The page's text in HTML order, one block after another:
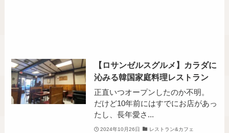
【ロサンゼルスグルメ】カラダに
沁みる韓国家庭料理レストラン
正直いつオープンしたのか不明。
だけど10年前にはすでにお店があっ
たし、長年愛さ...
2024年10月26日 レストラン&カフェ